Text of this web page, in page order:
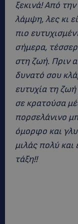
ξεκινά! Από
λάμψη, λες κι
πιο
σήμερα,
στη ζωή. Πριν
δυνατό σου
ευτυχία τη
σε κρατούσα
πορσελάνινο
όμορφο και
μιλάς πολύ και
τάξη!!